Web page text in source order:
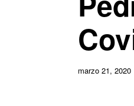
marzo 21, 2020